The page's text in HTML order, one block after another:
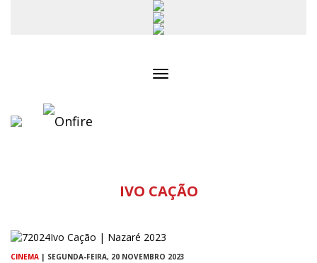
IVO CAÇÃO
CINEMA | SEGUNDA-FEIRA, 20 NOVEMBRO 2023